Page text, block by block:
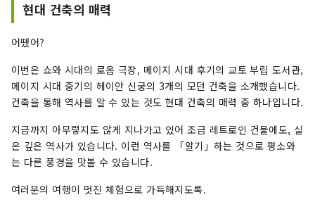
현대 건축의 매력
어땠어?
이번은 쇼와 시대의 로옴 극장, 메이지 시대 후기의 교토 부립 도서관,
메이지 시대 중기의 헤이안 신궁의 3개의 모던 건축을 소개했습니다.
건축을 통해 역사를 알 수 있는 것도 현대 건축의 매력 중 하나입니다.
지금까지 아무렇지도 않게 지나가고 있어 조금 레트로인 건물에도, 실
은 깊은 역사가 있습니다. 이런 역사를 「알기」하는 것으로 평소와
는 다른 풍경을 맛볼 수 있습니다.
여러분의 여행이 멋진 체험으로 가득해지도록.